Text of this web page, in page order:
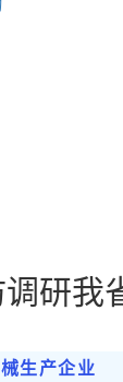
研我
生产企业